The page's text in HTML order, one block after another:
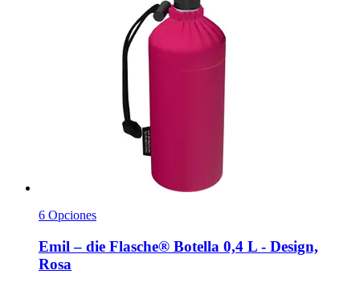
6 Opciones
Emil – die Flasche® Botella 0,4 L -​ Design,
Rosa